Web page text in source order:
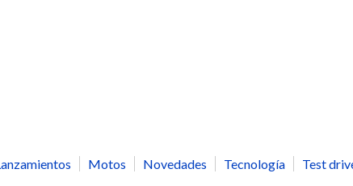
Motos Novedades Tecnología Test